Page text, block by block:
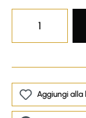
Aggiungi